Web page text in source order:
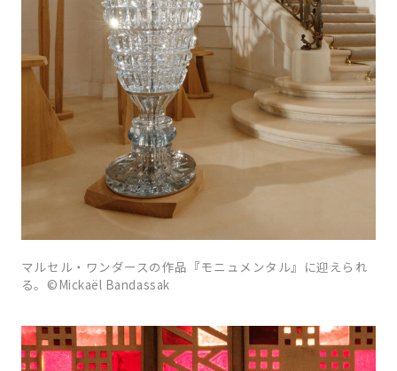
マルセル・ワンダースの作品『モニュメンタル』に迎えられ
る。©Mickaël Bandassak